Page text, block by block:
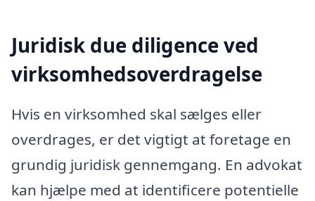
Juridisk due diligence ved
virksomhedsoverdragelse
Hvis en virksomhed skal sælges eller
overdrages, er det vigtigt at foretage en
grundig juridisk gennemgang. En advokat
kan hjælpe med at identificere potentielle